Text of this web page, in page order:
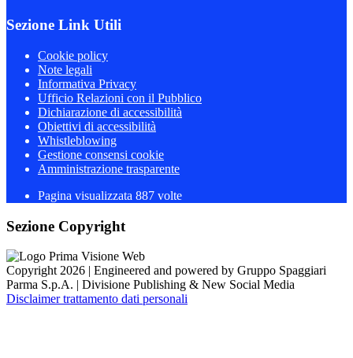
Sezione Link Utili
Cookie policy
Note legali
Informativa Privacy
Ufficio Relazioni con il Pubblico
Dichiarazione di accessibilità
Obiettivi di accessibilità
Whistleblowing
Gestione consensi cookie
Amministrazione trasparente
Pagina visualizzata 887 volte
Sezione Copyright
Copyright 2026 | Engineered and powered by Gruppo Spaggiari
Parma S.p.A. | Divisione Publishing & New Social Media
Disclaimer trattamento dati personali